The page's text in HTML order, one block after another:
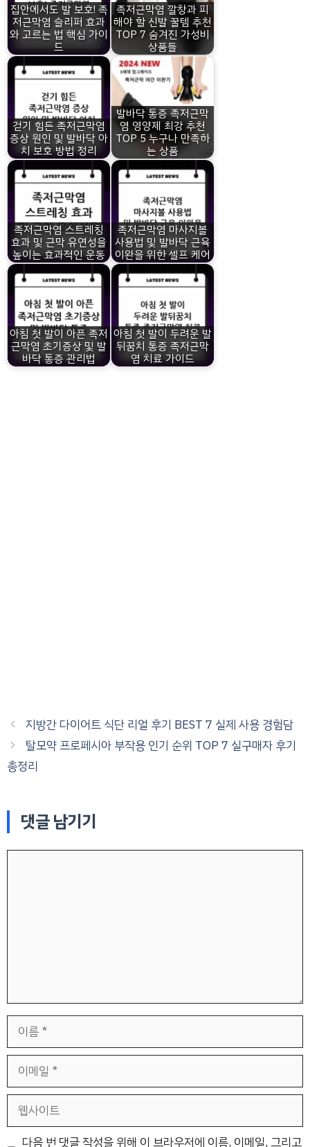
집안에서도 발 보호! 족
저근막염 슬리퍼 효과
와 고르는 법 핵심 가이
드
족저근막염 깔창과 피
해야 할 신발 꿀템 추천
TOP 7 숨겨진 가성비
상품들
걷기 힘든 족저근막염
증상 원인 및 발바닥 아
치 보호 방법 정리
발바닥 통증 족저근막
염 영양제 최강 추천
TOP 5 누구나 만족하
는 상품
족저근막염 스트레칭
효과 및 근막 유연성을
높이는 효과적인 운동
족저근막염 마사지볼
사용법 및 발바닥 근육
이완을 위한 셀프 케어
아침 첫 발이 아픈 족저
근막염 초기증상 및 발
바닥 통증 관리법
아침 첫 발이 두려운 발
뒤꿈치 통증 족저근막
염 치료 가이드
지방간 다이어트 식단 리얼 후기 BEST 7 실제 사용 경험담
탈모약 프로페시아 부작용 인기 순위 TOP 7 실구매자 후기
총정리
댓글 남기기
일
다음 번 댓글 작성을 위해 이 브라우저에 이름, 이메일, 그리고